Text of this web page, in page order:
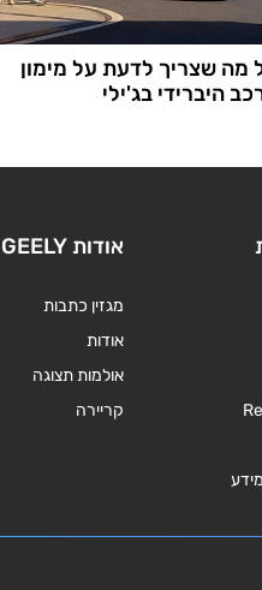
מה שצריך לדעת על מימון
היברידי בג'ילי
אודות GEELY
מגזין כתבות
אודות
אולמות תצוגה
קריירה